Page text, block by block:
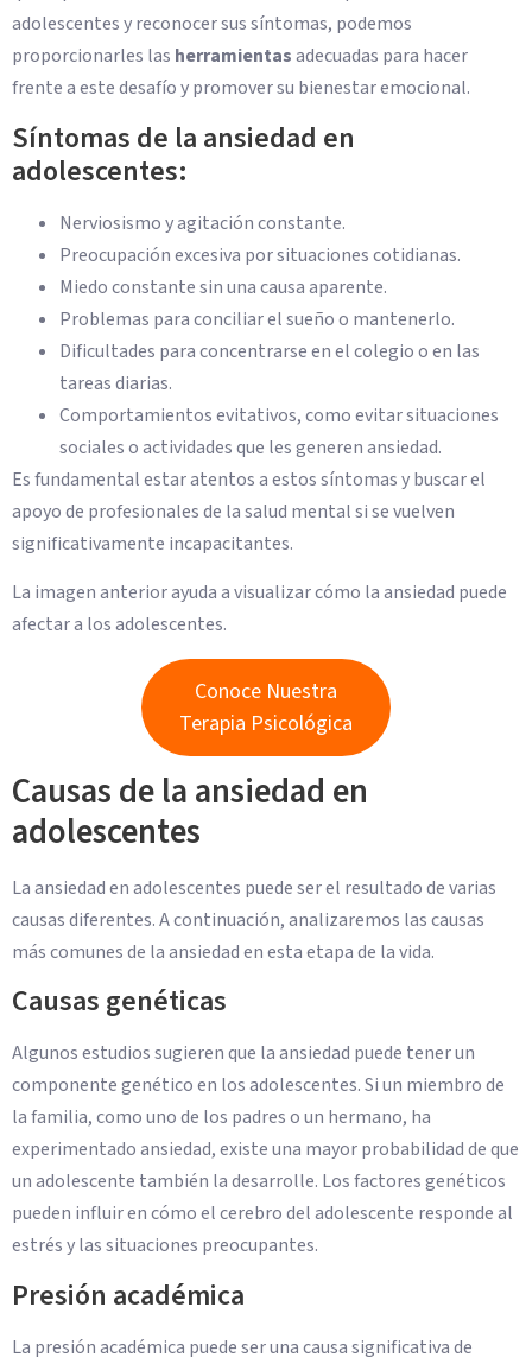
adolescentes y reconocer sus síntomas, podemos
proporcionarles las herramientasadecuadas para hacer
frente a este desafío y promover su bienestar emocional.
Síntomas de la ansiedad en
adolescentes:
Nerviosismo y agitación constante.
Preocupación excesiva por situaciones cotidianas.
Miedo constante sin una causa aparente.
Problemas para conciliar el sueño o mantenerlo.
Dificultades para concentrarse en el colegio o en las
tareas diarias.
Comportamientos evitativos, como evitar situaciones
sociales o actividades que les generen ansiedad.
Es fundamental estar atentos a estos síntomas y buscar el
apoyo de profesionales de la salud mental si se vuelven
significativamente incapacitantes.
La imagen anterior ayuda a visualizar cómo la ansiedad puede
afectar a los adolescentes.
Conoce Nuestra
Terapia Psicológica
Causas de la ansiedad en
adolescentes
La ansiedad en adolescentes puede ser el resultado de varias
causas diferentes. A continuación, analizaremos las causas
más comunes de la ansiedad en esta etapa de la vida.
Causas genéticas
Algunos estudios sugieren que la ansiedad puede tener un
componente genético en los adolescentes. Si un miembro de
la familia, como uno de los padres o un hermano, ha
experimentado ansiedad, existe una mayor probabilidad de que
un adolescente también la desarrolle. Los factores genéticos
pueden influir en cómo el cerebro del adolescente responde al
estrés y las situaciones preocupantes.
Presión académica
La presión académica puede ser una causa significativa de